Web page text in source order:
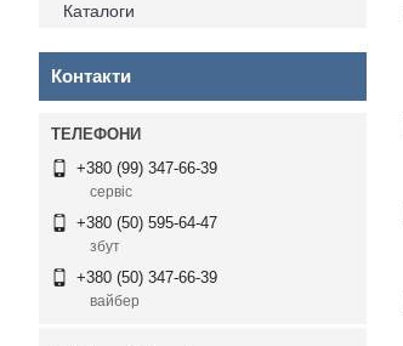
Каталоги
Контакти
+380 (99) 347-66-39
сервіс
+380 (50) 595-64-47
збут
+380 (50) 347-66-39
вайбер